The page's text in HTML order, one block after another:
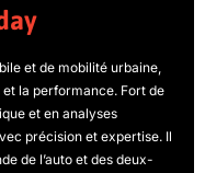
et de mobilité urbaine,
la performance. Fort de
et en analyses
précision et expertise. Il
de l’auto et des deux-